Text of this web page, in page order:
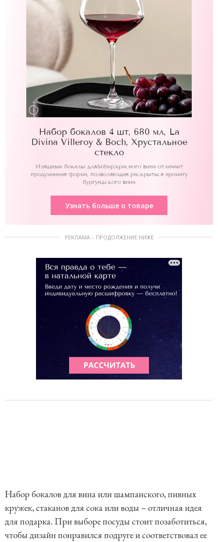
Набор бокалов 4 шт, 680 мл, La
Divina Villeroy & Boch, Хрустальное
стекло
Изящные бокалы для&nbsp;красного вина отличает
продуманная форма, позволяющая раскрыться аромату
бургундского вина
Узнать больше о товаре
РЕКЛАМА – ПРОДОЛЖЕНИЕ НИЖЕ
Набор бокалов для вина или шампанского, пивных
кружек, стаканов для сока или воды – отличная идея
для подарка. При выборе посуды стоит позаботиться,
чтобы дизайн понравился подруге и соответствовал ее